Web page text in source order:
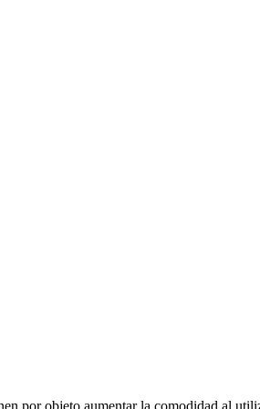
por objeto aumentar la comodidad al